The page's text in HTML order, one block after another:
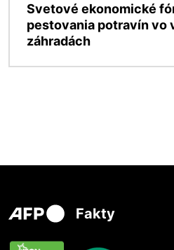
Svetové ekonomické
pestovania potravín vo
záhradách
Fakty